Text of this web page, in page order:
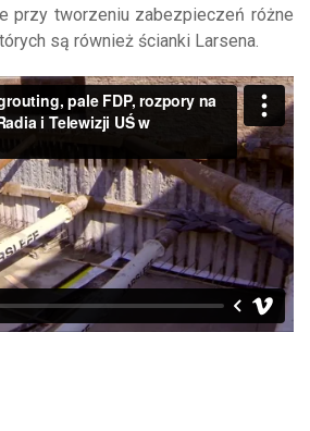
przy tworzeniu zabezpieczeń różne
są również ścianki Larsena.